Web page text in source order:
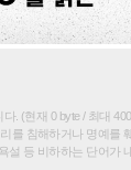
. (현재 0 byte / 최대
를 침해하거나 명예를
설 등 비하하는 단어가